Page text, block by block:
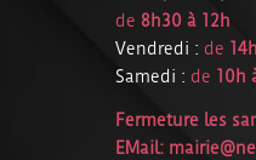
de 8h30 à 12h
Vendredi : de
Samedi : de 10h
Fermeture les
EMail: